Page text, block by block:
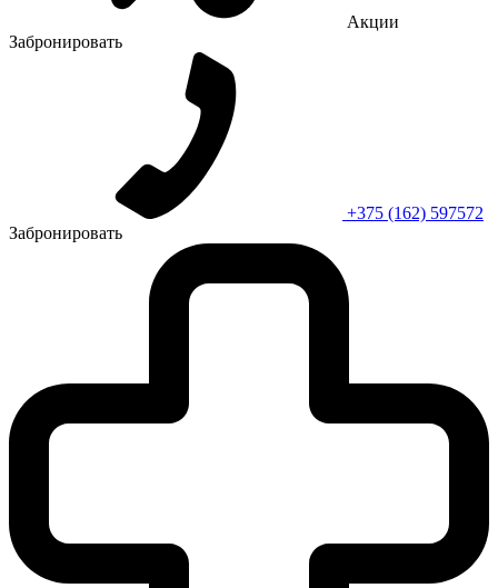
Акции
Забронировать
+375 (162) 597572
Забронировать